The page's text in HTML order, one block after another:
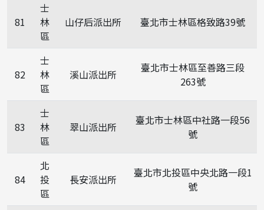
81
士
林
區
山仔后派出所 臺北市士林區格致路39號
82
士
林
區
溪山派出所
臺北市士林區至善路三段
263號
83
士
林
區
翠山派出所
臺北市士林區中社路一段56
號
84
北
投
區
長安派出所
臺北市北投區中央北路一段1
號